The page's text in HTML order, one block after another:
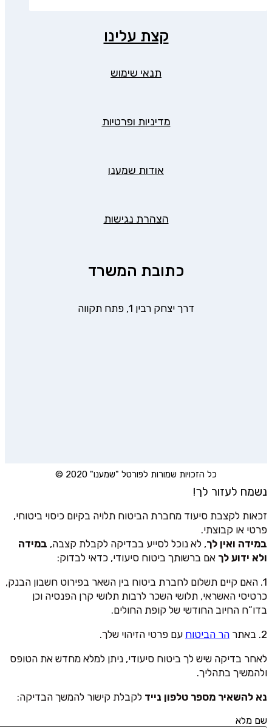
קצת עלינו
תנאי שימוש
מדיניות ופרטיות
אודות שמענו
הצהרת נגישות
כתובת המשרד
דרך יצחק רבין 1, פתח תקווה
כל הזכויות שמורות לפורטל "שמענו" 2020 ©
נשמח לעזור לך!
זכאות לקצבת סיעוד מחברת הביטוח תלויה בקיום כיסוי ביטוחי,
פרטי או קבוצתי.
במידה ואין לך, לא נוכל לסייע בבדיקה לקבלת קצבה, במידה
ולא ידוע לך אם ברשותך ביטוח סיעודי, כדאי לבדוק:
1. האם קיים תשלום לחברת ביטוח בין השאר בפירוט חשבון הבנק,
כרטיסי האשראי, תלושי השכר לרבות תלושי קרן הפנסיה וכן
בדו”ח החיוב החודשי של קופת החולים.
2. באתר
הר הביטוח עם פרטי הזיהוי שלך.
לאחר בדיקה שיש לך ביטוח סיעודי, ניתן למלא מחדש את הטופס
ולהמשיך בתהליך.
נא להשאיר מספר טלפון נייד לקבלת קישור להמשך הבדיקה:
שם מלא